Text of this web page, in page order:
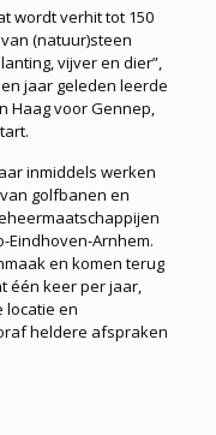
wordt verhit tot 150
(natuur)steen
vijver en dier”,
jaar geleden leerde
Haag voor Gennep,
inmiddels werken
golfbanen en
Eindhoven-Arnhem.
en komen terug
één keer per jaar,
locatie en
heldere afspraken